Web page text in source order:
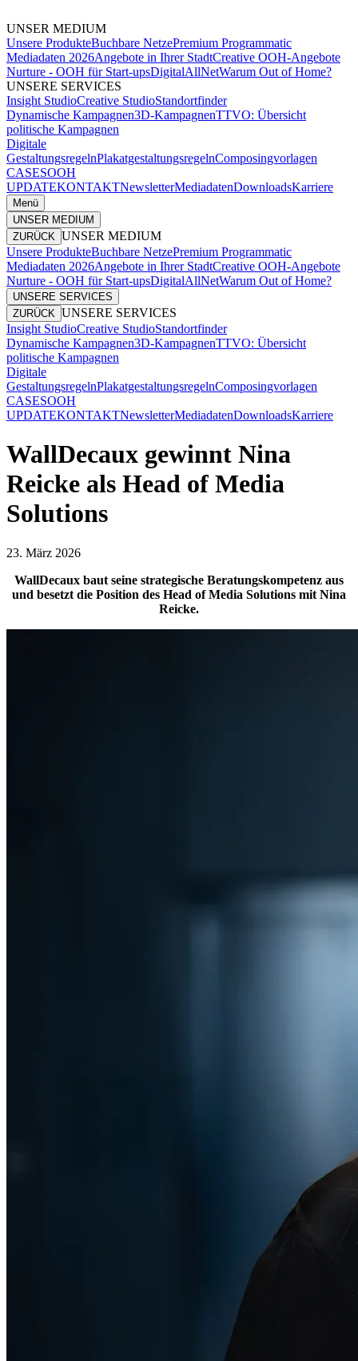
UNSER MEDIUM
Unsere ProdukteBuchbare NetzePremium Programmatic
Mediadaten 2026Angebote in Ihrer StadtCreative OOH-Angebote
Nurture - OOH für Start-upsDigitalAllNetWarum Out of Home?
UNSERE SERVICES
Insight StudioCreative StudioStandortfinder
Dynamische Kampagnen3D-KampagnenTTVO: Übersicht
politische Kampagnen
Digitale
GestaltungsregelnPlakatgestaltungsregelnComposingvorlagen
CASESOOH
UPDATEKONTAKTNewsletterMediadatenDownloadsKarriere
Menü
UNSER MEDIUM
ZURÜCK UNSER MEDIUM
Unsere ProdukteBuchbare NetzePremium Programmatic
Mediadaten 2026Angebote in Ihrer StadtCreative OOH-Angebote
Nurture - OOH für Start-upsDigitalAllNetWarum Out of Home?
UNSERE SERVICES
ZURÜCK UNSERE SERVICES
Insight StudioCreative StudioStandortfinder
Dynamische Kampagnen3D-KampagnenTTVO: Übersicht
politische Kampagnen
Digitale
GestaltungsregelnPlakatgestaltungsregelnComposingvorlagen
CASESOOH
UPDATEKONTAKTNewsletterMediadatenDownloadsKarriere
WallDecaux gewinnt Nina
Reicke als Head of Media
Solutions
23. März 2026
WallDecaux baut seine strategische Beratungskompetenz aus
und besetzt die Position des Head of Media Solutions mit Nina
Reicke.